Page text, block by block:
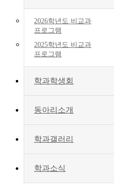
2026학년도 비교과
프로그램
2025학년도 비교과
프로그램
학과학생회
동아리소개
학과갤러리
학과소식